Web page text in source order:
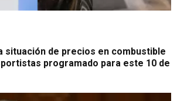
situación de precios en combustible
programado para este 10 de